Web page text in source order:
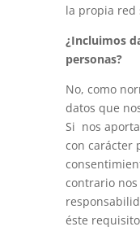
la propia red
¿Incluimos
personas?
No, como
datos que
Si nos
con carácter
contrario
éste